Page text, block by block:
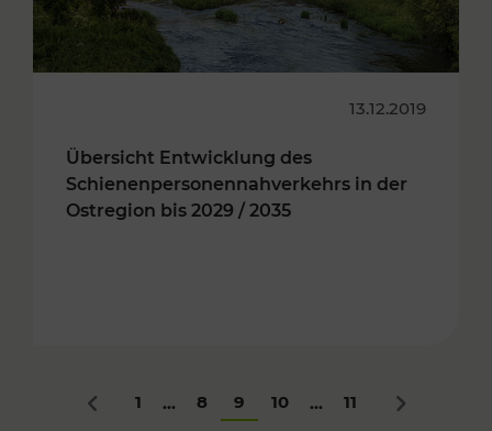
13.12.2019
Übersicht Entwicklung des
Schienenpersonennahverkehrs in der
Ostregion bis 2029 / 2035
Zurück
1 ... 8 9 10 ... 11 Nächstes